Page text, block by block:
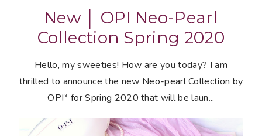
New │ OPI Neo-Pearl
Collection Spring 2020
Hello, my sweeties! How are you today? I am
thrilled to announce the new Neo-pearl Collection by
OPI* for Spring 2020 that will be laun...